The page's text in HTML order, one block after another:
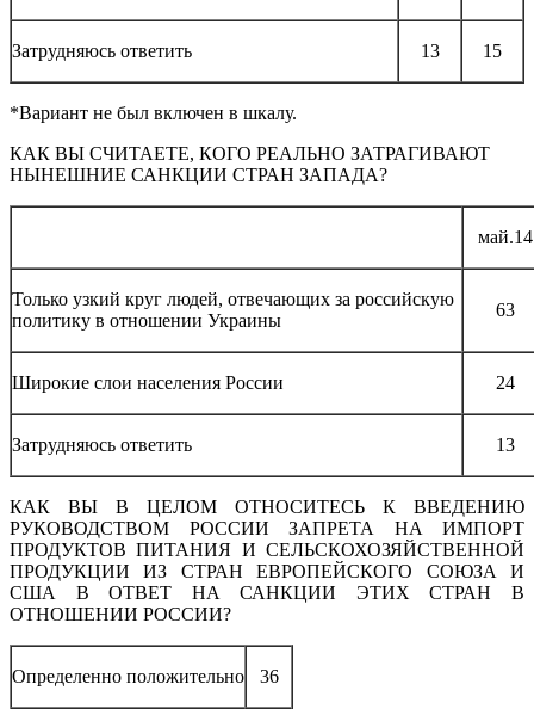
Затрудняюсь ответить 13 15
*Вариант не был включен в шкалу.
КАК ВЫ СЧИТАЕТЕ, КОГО РЕАЛЬНО ЗАТРАГИВАЮТ
НЫНЕШНИЕ САНКЦИИ СТРАН ЗАПАДА?
май.14
Только узкий круг людей, отвечающих за российскую
политику в отношении Украины
63
Широкие слои населения России 24
Затрудняюсь ответить 13
КАК ВЫ В ЦЕЛОМ ОТНОСИТЕСЬ К ВВЕДЕНИЮ
РУКОВОДСТВОМ РОССИИ ЗАПРЕТА НА ИМПОРТ
ПРОДУКТОВ ПИТАНИЯ И СЕЛЬСКОХОЗЯЙСТВЕННОЙ
ПРОДУКЦИИ ИЗ СТРАН ЕВРОПЕЙСКОГО СОЮЗА И
США В ОТВЕТ НА САНКЦИИ ЭТИХ СТРАН В
ОТНОШЕНИИ РОССИИ?
Определенно положительно 36